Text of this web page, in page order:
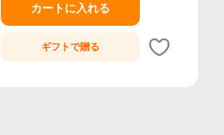
カートに入れる
ギフトで贈る